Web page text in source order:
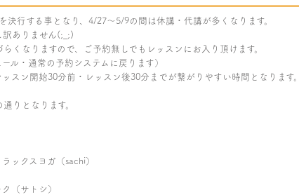
決行する事となり、4/27〜5/9の間は休講・代講が多くなります。
訳ありません(;_;)
くなりますので、ご予約無しでもレッスンにお入り頂けます。
ル・通常の予約システムに戻ります）
スン開始30分前・レッスン後30分までが繋がりやすい時間となります。
りとなります。
ックスヨガ（sachi）
（サトシ）